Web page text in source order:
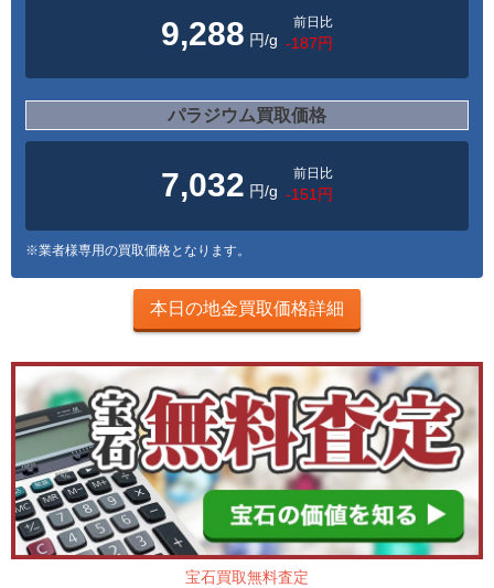
9,288 円/g
前日比
-187円
パラジウム買取価格
7,032 円/g
前日比
-151円
※業者様専用の買取価格となります。
本日の地金買取価格詳細
宝石買取無料査定